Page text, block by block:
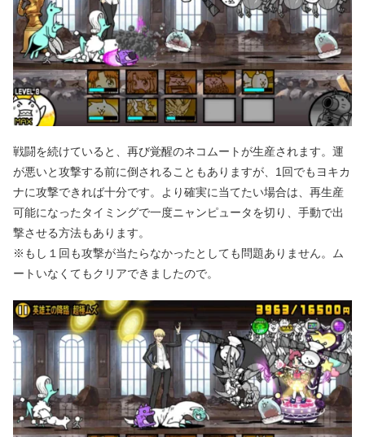
戦闘を続けていると、再び覚醒のネコムートが生産されます。運
が悪いと攻撃する前に倒されることもありますが、1回でもヨキカ
ナに攻撃できれば十分です。より確実に当てたい場合は、再生産
可能になったタイミングで一度ニャンピュータを切り、手動で出
撃させる方法もあります。
※もし１回も攻撃が当たらなかったとしても問題ありません。ム
ートいなくてもクリアできましたので。